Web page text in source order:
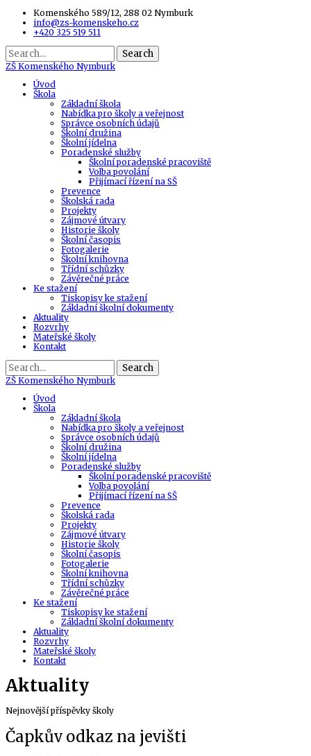
Komenského 589/12, 288 02 Nymburk
info@zs-komenskeho.cz
+420 325 519 511
Search
ZŠ Komenského Nymburk
Úvod
Škola
Základní škola
Nabídka pro školy a veřejnost
Správce osobních údajů
Školní družina
Školní jídelna
Poradenské služby
Školní poradenské pracoviště
Volba povolání
Přijímací řízení na SŠ
Prevence
Školská rada
Projekty
Zájmové útvary
Historie školy
Školní časopis
Fotogalerie
Školní knihovna
Třídní schůzky
Závěrečné práce
Ke stažení
Tiskopisy ke stažení
Základní školní dokumenty
Aktuality
Rozvrhy
Mateřské školy
Kontakt
Search
ZŠ Komenského Nymburk
Úvod
Škola
Základní škola
Nabídka pro školy a veřejnost
Správce osobních údajů
Školní družina
Školní jídelna
Poradenské služby
Školní poradenské pracoviště
Volba povolání
Přijímací řízení na SŠ
Prevence
Školská rada
Projekty
Zájmové útvary
Historie školy
Školní časopis
Fotogalerie
Školní knihovna
Třídní schůzky
Závěrečné práce
Ke stažení
Tiskopisy ke stažení
Základní školní dokumenty
Aktuality
Rozvrhy
Mateřské školy
Kontakt
Aktuality
Nejnovější příspěvky školy
Čapkův odkaz na jevišti